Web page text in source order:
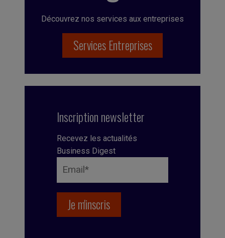
Découvrez nos services aux entreprises
Services Entreprises
Inscription newsletter
Recevez les actualités
Business Digest